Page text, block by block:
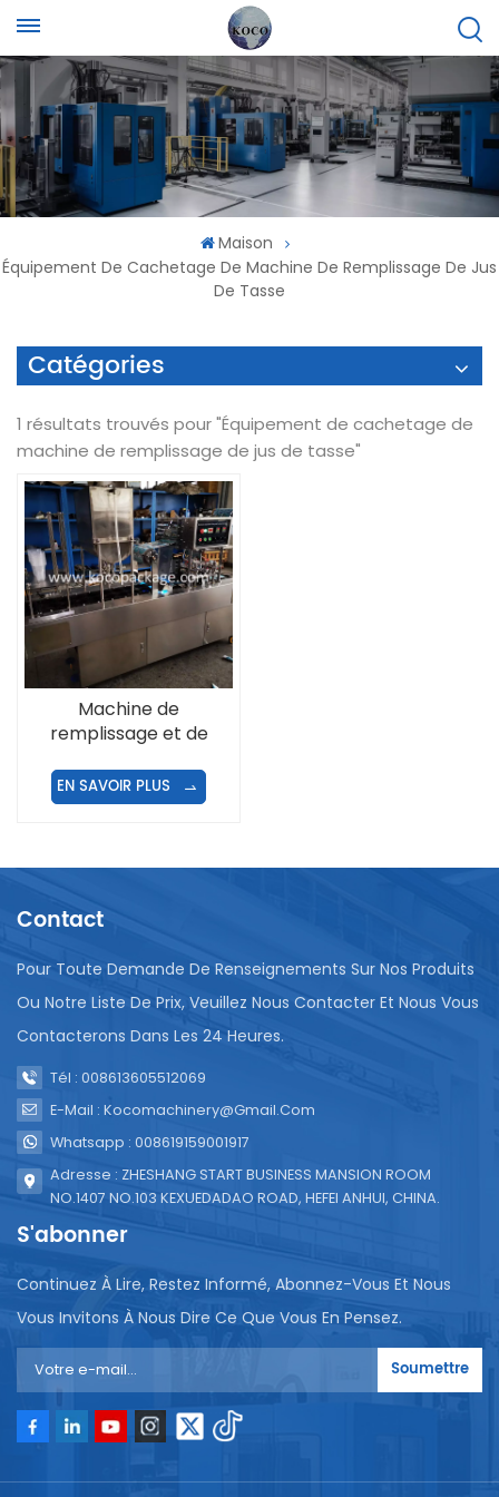
Maison
Équipement De Cachetage De Machine De Remplissage De Jus
De Tasse
Catégories
1 résultats trouvés pour "Équipement de cachetage de
machine de remplissage de jus de tasse"
Machine de
remplissage et de
gobelets à jus
entièrement
EN SAVOIR PLUS
Contact
Pour Toute Demande De Renseignements Sur Nos Produits
Ou Notre Liste De Prix, Veuillez Nous Contacter Et Nous Vous
Contacterons Dans Les 24 Heures.
Tél : 008613605512069
E-Mail : Kocomachinery@gmail.com
Whatsapp : 008619159001917
Adresse : ZHESHANG START BUSINESS MANSION ROOM
NO.1407 NO.103 KEXUEDADAO ROAD, HEFEI ANHUI, CHINA.
S'abonner
Continuez À Lire, Restez Informé, Abonnez-Vous Et Nous
Vous Invitons À Nous Dire Ce Que Vous En Pensez.
Soumettre